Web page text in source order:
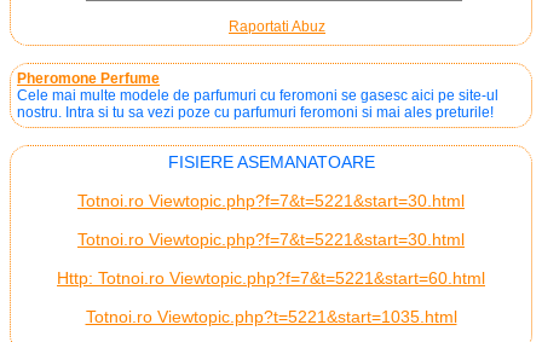
Raportati Abuz
Pheromone Perfume
Cele mai multe modele de parfumuri cu feromoni se gasesc aici pe site-ul
nostru. Intra si tu sa vezi poze cu parfumuri feromoni si mai ales preturile!
FISIERE ASEMANATOARE
Totnoi.ro Viewtopic.php?f=7&t=5221&start=30.html
Totnoi.ro Viewtopic.php?f=7&t=5221&start=30.html
Http: Totnoi.ro Viewtopic.php?f=7&t=5221&start=60.html
Totnoi.ro Viewtopic.php?t=5221&start=1035.html